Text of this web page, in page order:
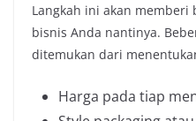
Langkah ini akan memberi
bisnis Anda nantinya.
ditemukan dari
Harga pada tiap